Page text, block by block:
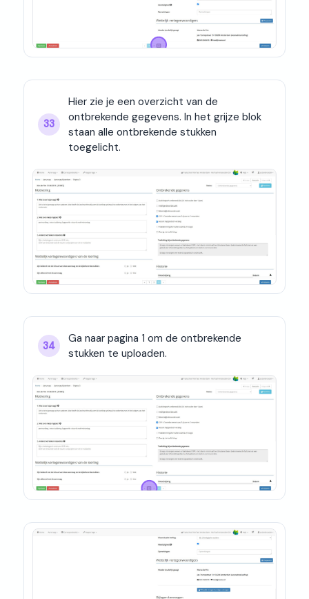
33
Hier zie je een overzicht van de
ontbrekende gegevens. In het grijze blok
staan alle ontbrekende stukken
toegelicht.
34
Ga naar pagina 1 om de ontbrekende
stukken te uploaden.